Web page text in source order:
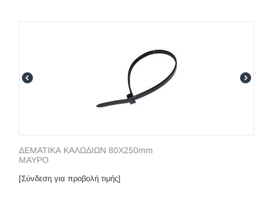
ΔΕΜΑΤΙΚΑ ΚΑΛΩΔΙΩΝ 80X250mm
ΜΑΥΡΟ
[Σύνδεση για προβολή τιμής]